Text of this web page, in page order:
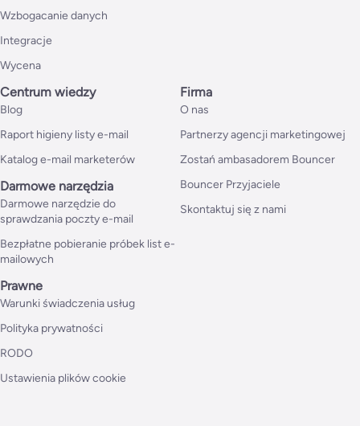
Wzbogacanie danych
Integracje
Wycena
Centrum wiedzy
Blog
Raport higieny listy e-mail
Katalog e-mail marketerów
Darmowe narzędzia
Darmowe narzędzie do
sprawdzania poczty e-mail
Bezpłatne pobieranie próbek list e-
mailowych
Firma
O nas
Partnerzy agencji marketingowej
Zostań ambasadorem Bouncer
Bouncer Przyjaciele
Skontaktuj się z nami
Prawne
Warunki świadczenia usług
Polityka prywatności
RODO
Ustawienia plików cookie